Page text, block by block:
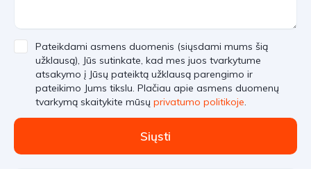
Pateikdami asmens duomenis (siųsdami mums šią
užklausą), Jūs sutinkate, kad mes juos tvarkytume
atsakymo į Jūsų pateiktą užklausą parengimo ir
pateikimo Jums tikslu. Plačiau apie asmens duomenų
tvarkymą skaitykite mūsų privatumo politikoje.
Siųsti